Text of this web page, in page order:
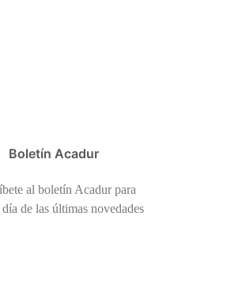
Boletín Acadur
al boletín Acadur para
día de las últimas novedades